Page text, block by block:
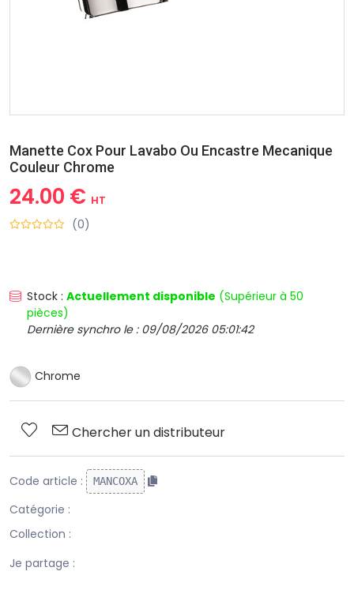
Manette Cox Pour Lavabo Ou Encastre Mecanique
Couleur Chrome
24.00 € HT
(0)
Stock : Actuellement disponible (Supérieur à 50
pièces)
Dernière synchro le : 09/08/2026 05:01:42
Chrome
Chercher un distributeur
Code article : MANCOXA
Catégorie :
Collection :
Je partage :